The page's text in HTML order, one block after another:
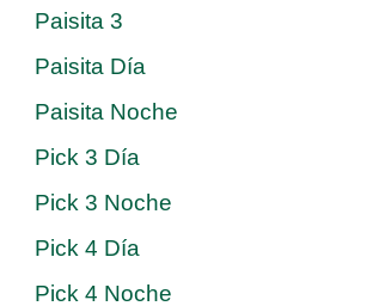
Paisita 3
Paisita Día
Paisita Noche
Pick 3 Día
Pick 3 Noche
Pick 4 Día
Pick 4 Noche